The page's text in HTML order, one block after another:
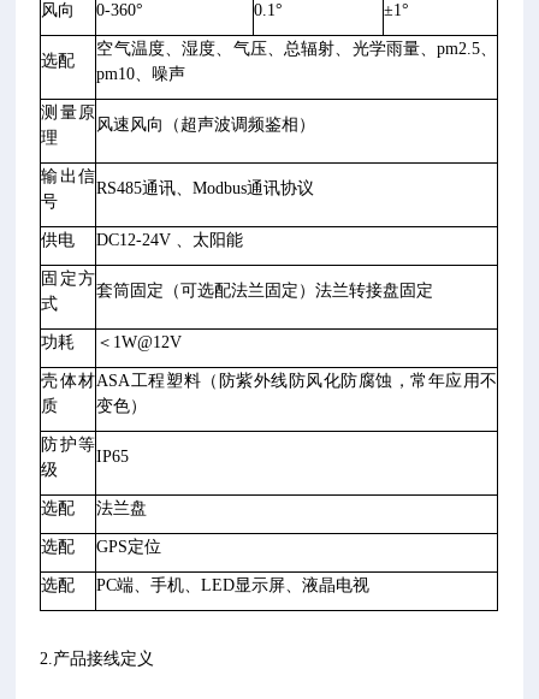
风向 0-360° 0.1° ±1°
选配
空气温度、湿度、气压、总辐射、光学雨量、pm2.5、
pm10、噪声
测量原
理
风速风向（ 超声波调频鉴相 ）
输出信
号
RS485通讯、Modbus通讯协议
供电 DC12-24V 、太阳能
固定方
式
套筒固定（可选配法兰固定）法兰转接盘固定
功耗 ＜1W@12V
壳体材
质
ASA工程塑料（防紫外线防风化防腐蚀，常年应用不
变色）
防护等
级
IP65
选配 法兰盘
选配 GPS定位
选配 PC端、手机、LED显示屏、液晶电视
2.产品接线定义